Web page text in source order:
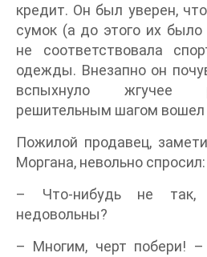
кредит. Он был уверен,
сумок (а до этого их
не соответствовала
одежды. Внезапно он
вспыхнуло жгучее
решительным шагом вошел
Пожилой продавец,
Моргана, невольно спросил:
– Что-нибудь не
недовольны?
– Многим, черт побери!